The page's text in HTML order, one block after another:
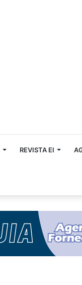
REVISTA EI